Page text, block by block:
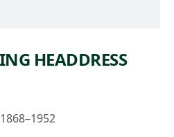
HEADDRESS
1868–1952